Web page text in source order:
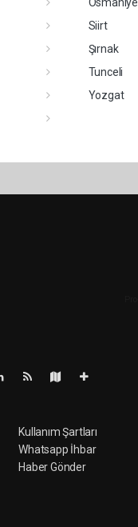
Siirt
Şırnak
Tunceli
Yozgat
Kullanım Şartları
Whatsapp İhbar
Haber Gönder